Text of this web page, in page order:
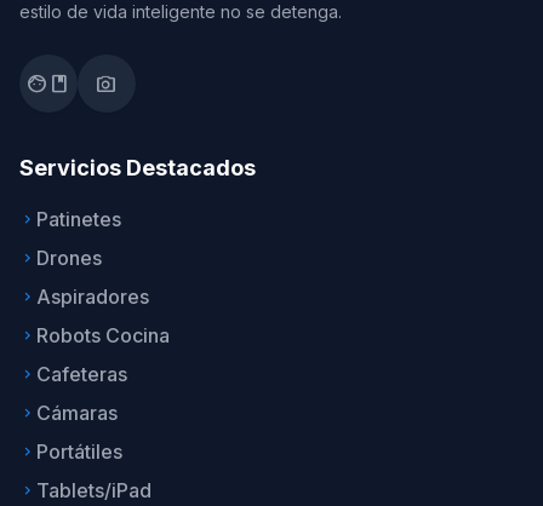
estilo de vida inteligente no se detenga.
facebook photo_camera
Servicios Destacados
keyboard_arrow_right Patinetes
keyboard_arrow_right Drones
keyboard_arrow_right Aspiradores
keyboard_arrow_right Robots Cocina
keyboard_arrow_right Cafeteras
keyboard_arrow_right Cámaras
keyboard_arrow_right Portátiles
keyboard_arrow_right Tablets/iPad